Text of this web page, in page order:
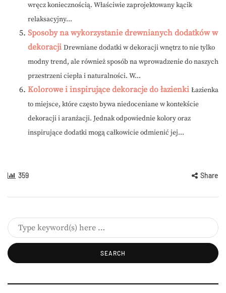
wręcz koniecznością. Właściwie zaprojektowany kącik
relaksacyjny...
Sposoby na wykorzystanie drewnianych dodatków w
dekoracji Drewniane dodatki w dekoracji wnętrz to nie tylko
modny trend, ale również sposób na wprowadzenie do naszych
przestrzeni ciepła i naturalności. W...
Kolorowe i inspirujące dekoracje do łazienki Łazienka
to miejsce, które często bywa niedoceniane w kontekście
dekoracji i aranżacji. Jednak odpowiednie kolory oraz
inspirujące dodatki mogą całkowicie odmienić jej...
359 Share